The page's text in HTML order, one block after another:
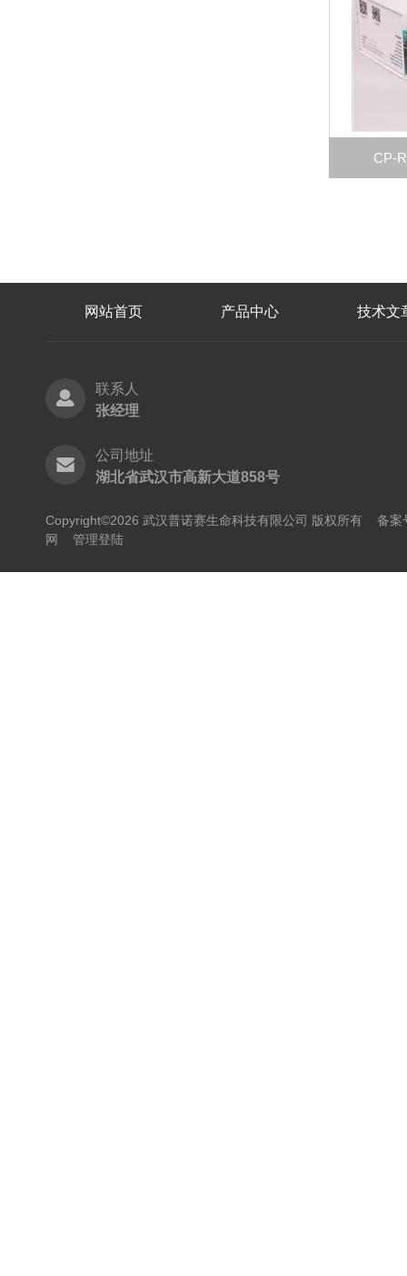
CP-
网站首页 产品中心 技术文
联系人
张经理
公司地址
湖北省武汉市高新大道858号
Copyright©2026 武汉普诺赛生命科技有限公司 版权所有 备案
网
管理登陆